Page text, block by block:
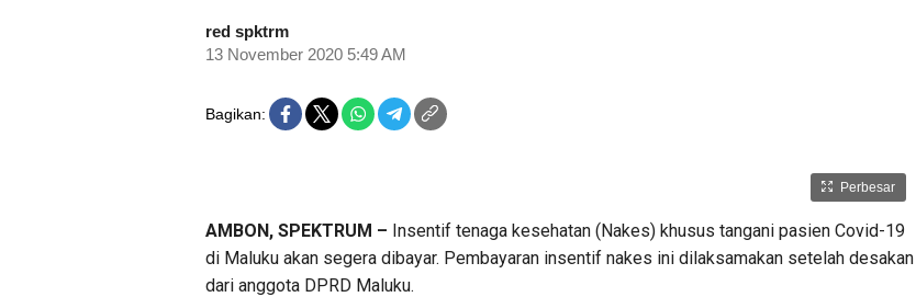
red spktrm
13 November 2020 5:49 AM
Bagikan:
Perbesar
AMBON, SPEKTRUM – Insentif tenaga kesehatan (Nakes) khusus tangani pasien Covid-19
di Maluku akan segera dibayar. Pembayaran insentif nakes ini dilaksamakan setelah desakan
dari anggota DPRD Maluku.